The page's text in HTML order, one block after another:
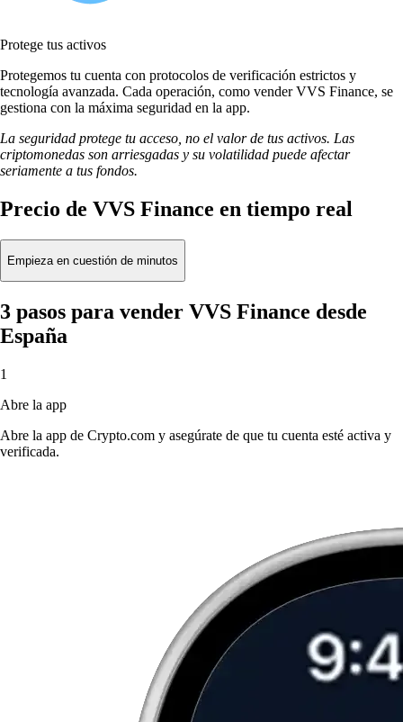
Protege tus activos
Protegemos tu cuenta con protocolos de verificación estrictos y
tecnología avanzada. Cada operación, como vender VVS Finance, se
gestiona con la máxima seguridad en la app.
La seguridad protege tu acceso, no el valor de tus activos. Las
criptomonedas son arriesgadas y su volatilidad puede afectar
seriamente a tus fondos.
Precio de VVS Finance en tiempo real
Empieza en cuestión de minutos
3 pasos para vender VVS Finance desde
España
1
Abre la app
Abre la app de Crypto.com y asegúrate de que tu cuenta esté activa y
verificada.